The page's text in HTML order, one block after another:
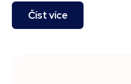
Číst více